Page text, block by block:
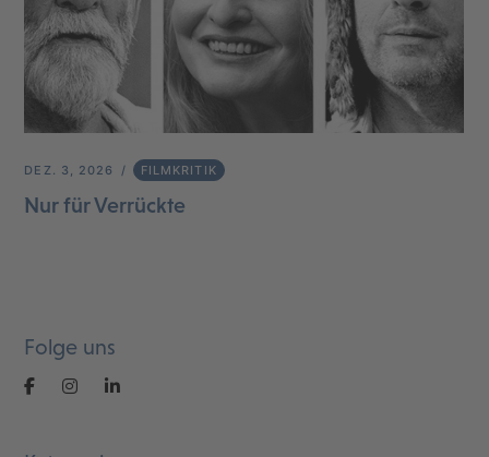
DEZ. 3, 2026 FILMKRITIK
Nur für Verrückte
Folge uns